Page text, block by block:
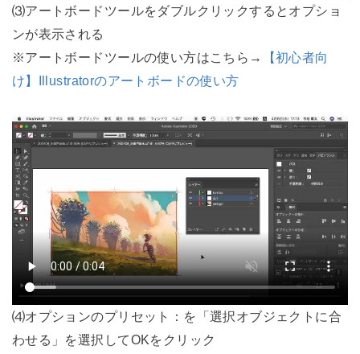
⑶アートボードツールをダブルクリックするとオプショ
ンが表示される
※アートボードツールの使い方はこちら→
【初心者向
け】Illustratorのアートボードの使い方
⑷オプションのプリセット：を「選択オブジェクトに合
わせる」を選択してOKをクリック